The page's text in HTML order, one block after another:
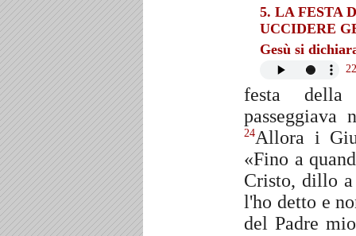
5. LA FESTA
UCCIDERE
Gesù si
22
festa
24Allora i
«Fino a
Cristo, dillo
l'ho detto e
del Padre